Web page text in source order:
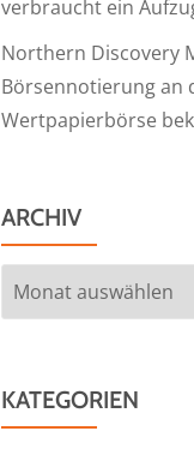
verbraucht ein
Northern Discovery
Börsennotierung an
Wertpapierbörse
ARCHIV
Archiv
KATEGORIEN